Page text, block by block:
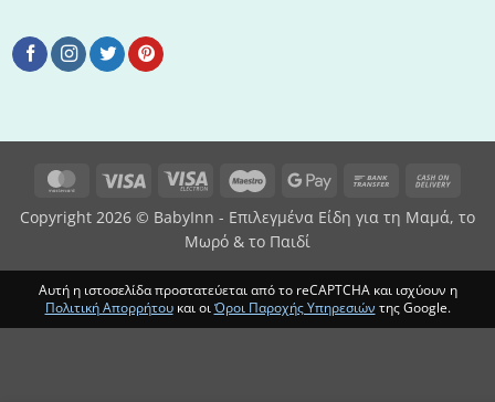
MasterCard
Visa
Visa
MaestroGoogle
Bank
Copyright 2026 © BabyInn - Επιλεγμένα Είδη για τη Μαμά, το
Μωρό & το Παιδί
Αυτή η ιστοσελίδα προστατεύεται από το reCAPTCHA και ισχύουν η
Πολιτική Απορρήτουκαι οιΌροι Παροχής Υπηρεσιών της Google.